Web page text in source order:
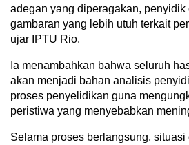
adegan yang diperagakan, penyidik
gambaran yang lebih utuh terkait
ujar IPTU Rio.
Ia menambahkan bahwa seluruh
akan menjadi bahan analisis
proses penyelidikan guna
peristiwa yang menyebabkan
Selama proses berlangsung,